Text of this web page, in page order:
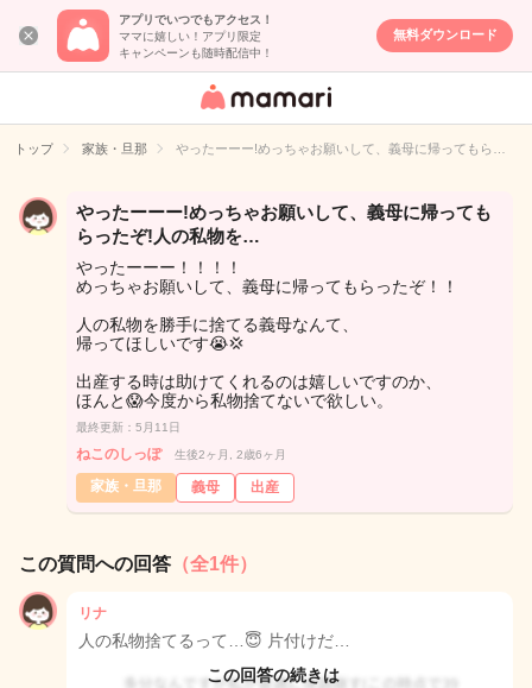
アプリでいつでもアクセス！
ママに嬉しい！アプリ限定
キャンペーンも随時配信中！
無料ダウンロード
女性専用匿名QA
イト
トップ 家族・旦那 やったーーー!めっちゃお願いして、義母に帰ってもら…
やったーーー!めっちゃお願いして、義母に帰っても
らったぞ!人の私物を…
やったーーー！！！！
めっちゃお願いして、義母に帰ってもらったぞ！！
人の私物を勝手に捨てる義母なんて、
帰ってほしいです😭💢
出産する時は助けてくれるのは嬉しいですのか、
ほんと😱今度から私物捨てないで欲しい。
最終更新：5月11日
ねこのしっぽ 生後2ヶ月, 2歳6ヶ月
家族・旦那 義母 出産
この質問への回答 （全1件）
リナ
人の私物捨てるって…😇 片付けだ…
この回答の続きは